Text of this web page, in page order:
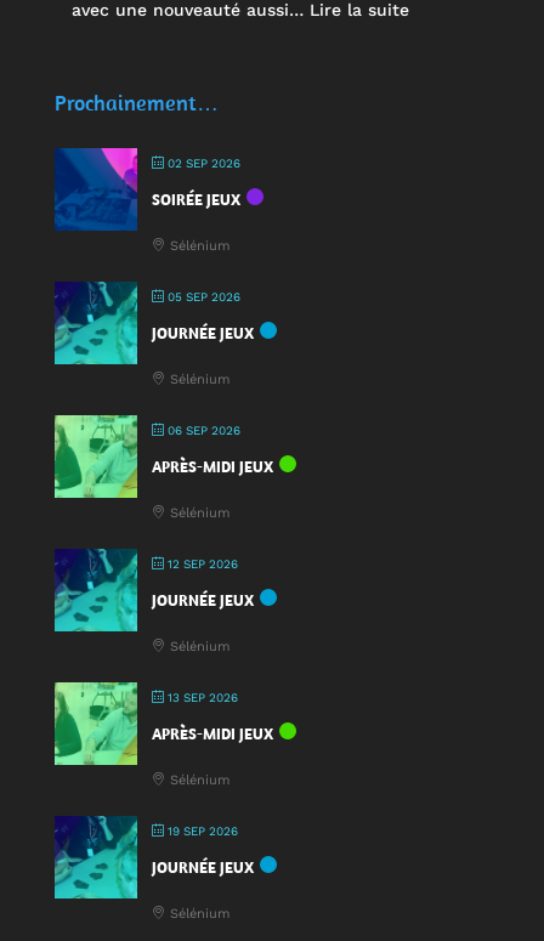
avec une nouveauté aussi… Lire la suite:
Prochainement…
02 SEP 2026
SOIRÉE JEUX
Sélénium
05 SEP 2026
JOURNÉE JEUX
Sélénium
06 SEP 2026
APRÈS-MIDI JEUX
Sélénium
12 SEP 2026
JOURNÉE JEUX
Sélénium
13 SEP 2026
APRÈS-MIDI JEUX
Sélénium
19 SEP 2026
JOURNÉE JEUX
Sélénium